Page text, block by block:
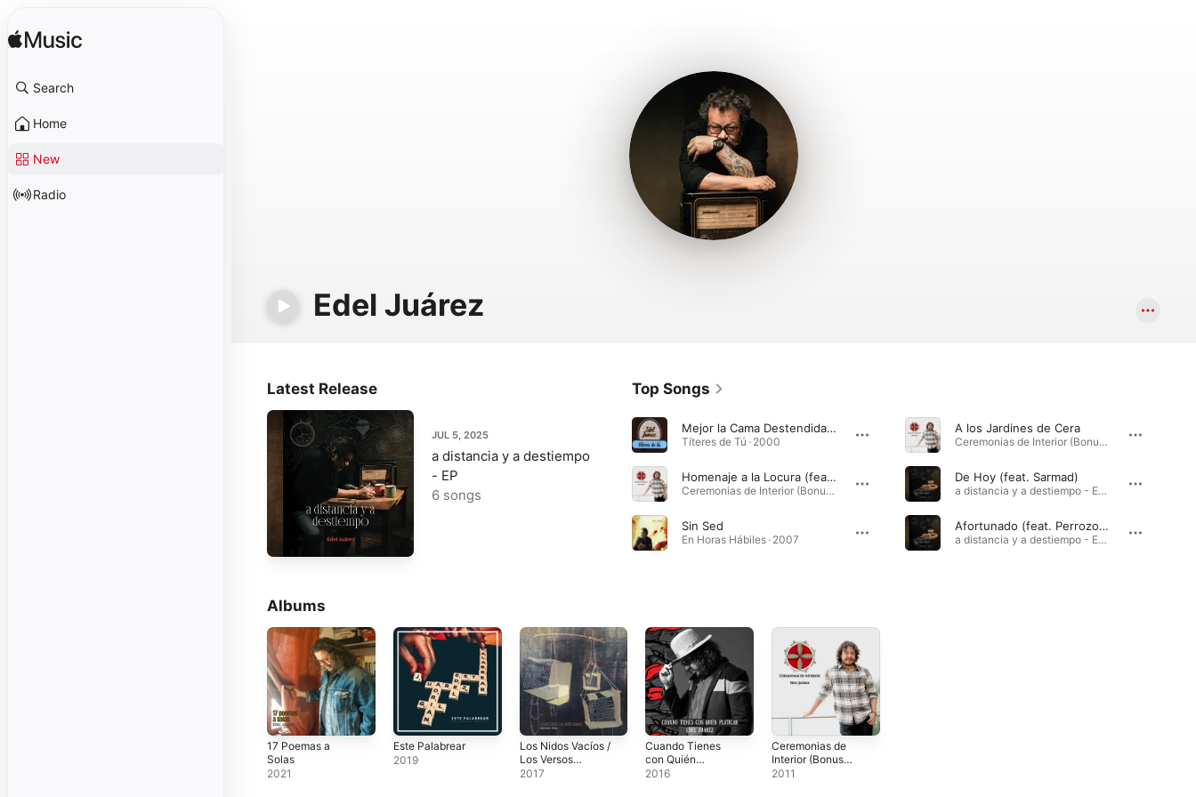
Search
Home
New
Radio
Edel Juárez
Latest Release
JUL 5, 2025
a distancia y a destiempo
- EP
6 songs
Top Songs
Mejor la Cama Destendida / La Recuerdo Así (feat. Edgar Oceransky)
Títeres de Tú · 2000
Homenaje a la Locura (feat. Raúl Ornelas)
Ceremonias de Interior (Bonus Track Version) · 2011
Sin Sed
En Horas Hábiles · 2007
A los Jardines de Cera
Ceremonias de Interior (Bonus Track Version) · 2011
De Hoy (feat. Sarmad)
a distancia y a destiempo - EP · 2025
Afortunado (feat. Perrozompopo)
a distancia y a destiempo - EP · 2025
Albums
17 Poemas a
Solas
2021
Este Palabrear
2019
Los Nidos Vacíos /
Los Versos
Errantes
2017
Cuando Tienes
con Quién
Platicar
2016
Ceremonias de
Interior (Bonus
Track Version)
2011